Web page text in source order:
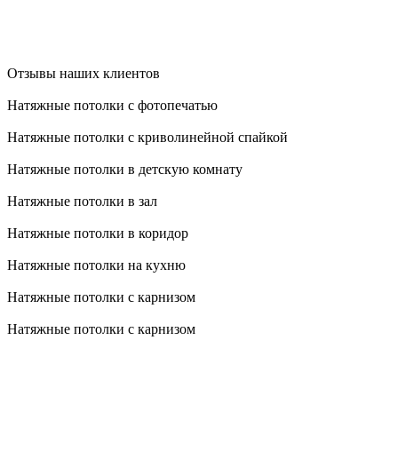
Отзывы наших клиентов
Натяжные потолки с фотопечатью
Натяжные потолки с криволинейной спайкой
Натяжные потолки в детскую комнату
Натяжные потолки в зал
Натяжные потолки в коридор
Натяжные потолки на кухню
Натяжные потолки с карнизом
Натяжные потолки с карнизом